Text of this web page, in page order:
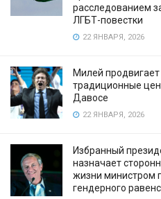
расследованием
ЛГБТ-повестки
22 ЯНВАРЯ, 2026
Милей
традиционные
Давосе
22 ЯНВАРЯ, 2026
Избранный
назначает
жизни министром
гендерного